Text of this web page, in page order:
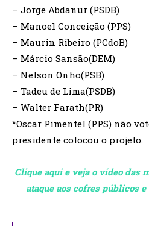
– Jorge Abdanur (PSDB)
– Manoel Conceição (PPS)
– Maurin Ribeiro (PCdoB)
– Márcio Sansão(DEM)
– Nelson Onho(PSB)
– Tadeu de Lima(PSDB)
– Walter Farath(PR)
*Oscar Pimentel (PPS) não
presidente colocou o projeto.
Clique aqui e veja o vídeo das
ataque aos cofres públicos